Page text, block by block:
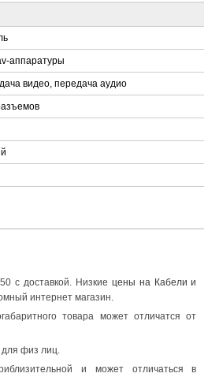
аппаратуры
видео, передача аудио
с доставкой. Низкие цены на Кабели и
интернет магазин.
товара может отличатся от
для физ лиц.
и может отличаться в